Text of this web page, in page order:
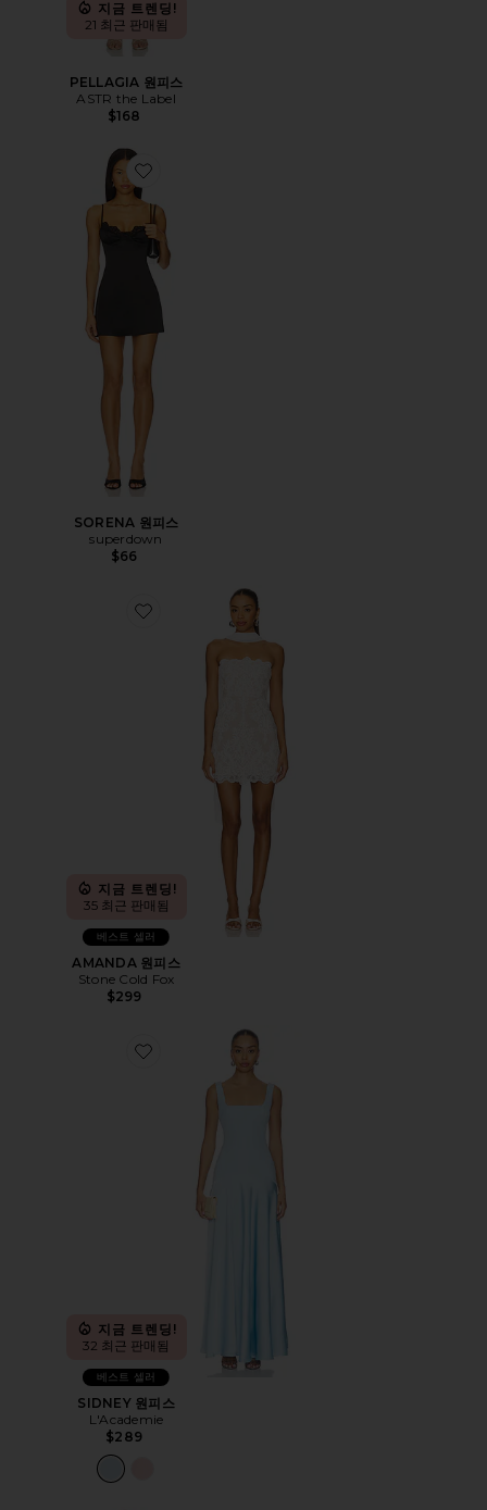
지금 트렌딩!
21 최근 판매됨
PELLAGIA 원피스
ASTR the Label
$168
Favorite SORENA 원피스
SORENA 원피스
superdown
$66
Favorite AMANDA 원피스
지금 트렌딩!
35 최근 판매됨
베스트 셀러
AMANDA 원피스
Stone Cold Fox
$299
Favorite SIDNEY 원피스
지금 트렌딩!
32 최근 판매됨
베스트 셀러
SIDNEY 원피스
L'Academie
$289